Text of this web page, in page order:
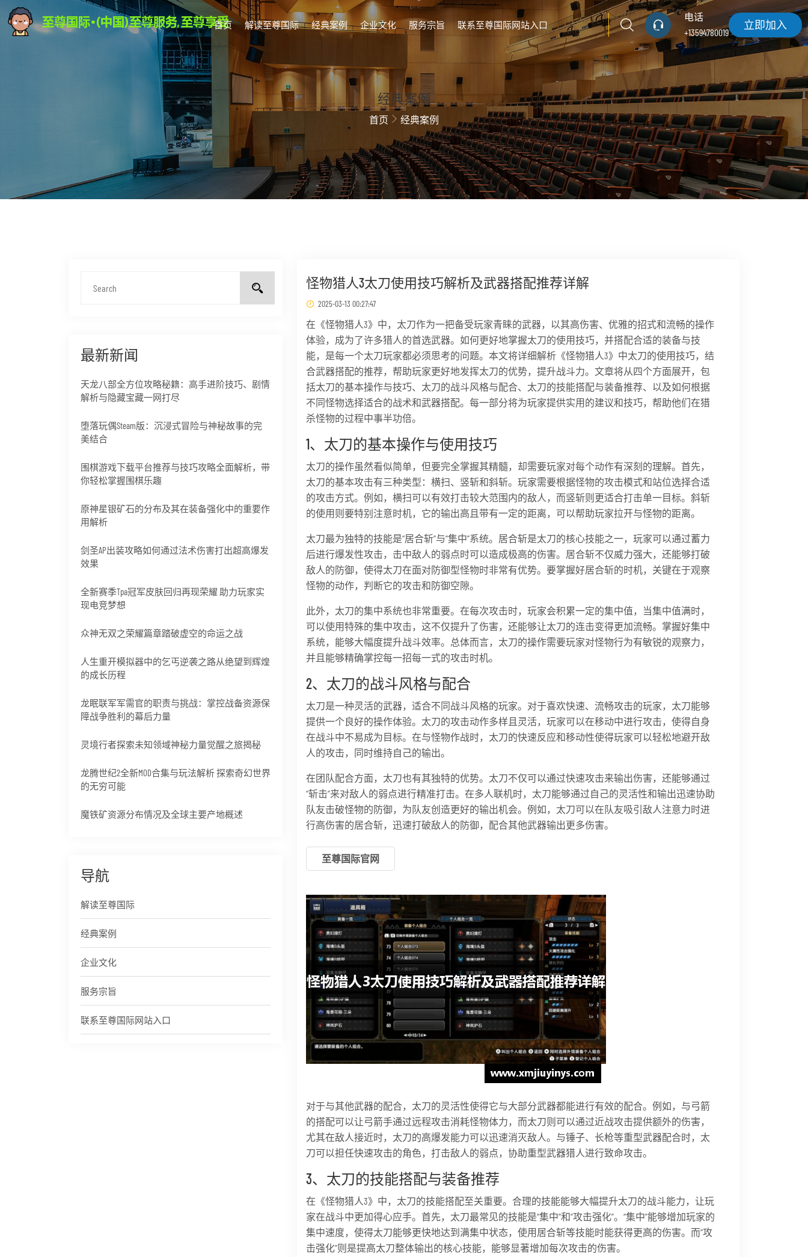
首页 解读至尊国际 经典案例 企业文化 服务宗旨 联系至尊国际网站入口
电话
+13594780019
立即加入
经典案例
首页 经典案例
最新新闻
天龙八部全方位攻略秘籍：高手进阶技巧、剧情
解析与隐藏宝藏一网打尽
堕落玩偶Steam版：沉浸式冒险与神秘故事的完
美结合
围棋游戏下载平台推荐与技巧攻略全面解析，带
你轻松掌握围棋乐趣
原神星银矿石的分布及其在装备强化中的重要作
用解析
剑圣AP出装攻略如何通过法术伤害打出超高爆发
效果
全新赛季Tpa冠军皮肤回归再现荣耀 助力玩家实
现电竞梦想
众神无双之荣耀篇章踏破虚空的命运之战
人生重开模拟器中的乞丐逆袭之路从绝望到辉煌
的成长历程
龙眠联军军需官的职责与挑战：掌控战备资源保
障战争胜利的幕后力量
灵境行者探索未知领域神秘力量觉醒之旅揭秘
龙腾世纪2全新MOD合集与玩法解析 探索奇幻世界
的无穷可能
魔铁矿资源分布情况及全球主要产地概述
导航
解读至尊国际
经典案例
企业文化
服务宗旨
联系至尊国际网站入口
怪物猎人3太刀使用技巧解析及武器搭配推荐详解
2025-03-13 00:27:47
在《怪物猎人3》中，太刀作为一把备受玩家青睐的武器，以其高伤害、优雅的招式和流畅的操作
体验，成为了许多猎人的首选武器。如何更好地掌握太刀的使用技巧，并搭配合适的装备与技
能，是每一个太刀玩家都必须思考的问题。本文将详细解析《怪物猎人3》中太刀的使用技巧，结
合武器搭配的推荐，帮助玩家更好地发挥太刀的优势，提升战斗力。文章将从四个方面展开，包
括太刀的基本操作与技巧、太刀的战斗风格与配合、太刀的技能搭配与装备推荐、以及如何根据
不同怪物选择适合的战术和武器搭配。每一部分将为玩家提供实用的建议和技巧，帮助他们在猎
杀怪物的过程中事半功倍。
1、太刀的基本操作与使用技巧
太刀的操作虽然看似简单，但要完全掌握其精髓，却需要玩家对每个动作有深刻的理解。首先，
太刀的基本攻击有三种类型：横扫、竖斩和斜斩。玩家需要根据怪物的攻击模式和站位选择合适
的攻击方式。例如，横扫可以有效打击较大范围内的敌人，而竖斩则更适合打击单一目标。斜斩
的使用则要特别注意时机，它的输出高且带有一定的距离，可以帮助玩家拉开与怪物的距离。
太刀最为独特的技能是“居合斩”与“集中”系统。居合斩是太刀的核心技能之一，玩家可以通过蓄力
后进行爆发性攻击，击中敌人的弱点时可以造成极高的伤害。居合斩不仅威力强大，还能够打破
敌人的防御，使得太刀在面对防御型怪物时非常有优势。要掌握好居合斩的时机，关键在于观察
怪物的动作，判断它的攻击和防御空隙。
此外，太刀的集中系统也非常重要。在每次攻击时，玩家会积累一定的集中值，当集中值满时，
可以使用特殊的集中攻击，这不仅提升了伤害，还能够让太刀的连击变得更加流畅。掌握好集中
系统，能够大幅度提升战斗效率。总体而言，太刀的操作需要玩家对怪物行为有敏锐的观察力，
并且能够精确掌控每一招每一式的攻击时机。
2、太刀的战斗风格与配合
太刀是一种灵活的武器，适合不同战斗风格的玩家。对于喜欢快速、流畅攻击的玩家，太刀能够
提供一个良好的操作体验。太刀的攻击动作多样且灵活，玩家可以在移动中进行攻击，使得自身
在战斗中不易成为目标。在与怪物作战时，太刀的快速反应和移动性使得玩家可以轻松地避开敌
人的攻击，同时维持自己的输出。
在团队配合方面，太刀也有其独特的优势。太刀不仅可以通过快速攻击来输出伤害，还能够通过
“斩击”来对敌人的弱点进行精准打击。在多人联机时，太刀能够通过自己的灵活性和输出迅速协助
队友击破怪物的防御，为队友创造更好的输出机会。例如，太刀可以在队友吸引敌人注意力时进
行高伤害的居合斩，迅速打破敌人的防御，配合其他武器输出更多伤害。
至尊国际官网
对于与其他武器的配合，太刀的灵活性使得它与大部分武器都能进行有效的配合。例如，与弓箭
的搭配可以让弓箭手通过远程攻击消耗怪物体力，而太刀则可以通过近战攻击提供额外的伤害，
尤其在敌人接近时，太刀的高爆发能力可以迅速消灭敌人。与锤子、长枪等重型武器配合时，太
刀可以担任快速攻击的角色，打击敌人的弱点，协助重型武器猎人进行致命攻击。
3、太刀的技能搭配与装备推荐
在《怪物猎人3》中，太刀的技能搭配至关重要。合理的技能能够大幅提升太刀的战斗能力，让玩
家在战斗中更加得心应手。首先，太刀最常见的技能是“集中”和“攻击强化”。“集中”能够增加玩家的
集中速度，使得太刀能够更快地达到满集中状态，使用居合斩等技能时能获得更高的伤害。而“攻
击强化”则是提高太刀整体输出的核心技能，能够显著增加每次攻击的伤害。